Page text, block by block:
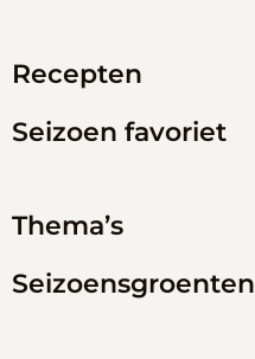
Recepten
Seizoen favoriet
Thema’s
Seizoensgroenten